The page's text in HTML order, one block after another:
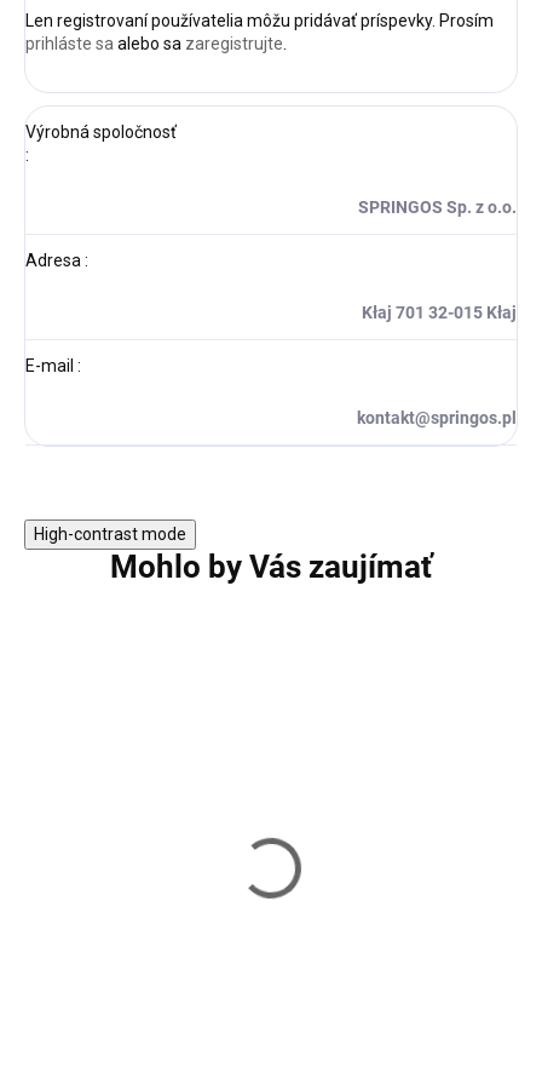
Len registrovaní používatelia môžu pridávať príspevky. Prosím
prihláste sa alebo sa zaregistrujte
Výrobná spoločnosť
:
SPRINGOS Sp. z o.o.
Adresa :
Kłaj 701 32-015 Kłaj
E-mail :
kontakt@springos.pl
High-contrast mode
Mohlo by Vás zaujímať